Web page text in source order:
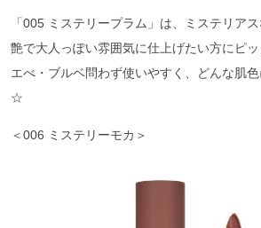
「005 ミステリープラム」は、ミステリア
艶で大人っぽい雰囲気に仕上げたい方にピ
エべ・ブルベ問わず使いやすく、どんな肌
☆
＜006 ミステリーモカ＞